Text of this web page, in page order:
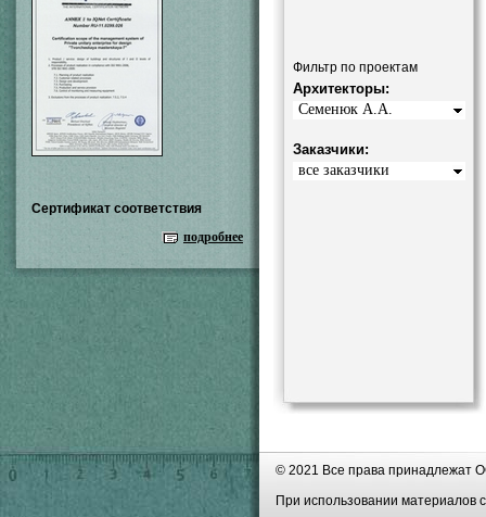
Сертификат соответствия
подробнее
Фильтр по проектам
Архитекторы:
Семенюк А.А.
Заказчики:
все заказчики
© 2021 Все права принадлежат
При использовании материалов